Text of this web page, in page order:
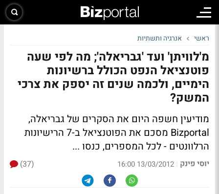
ראשי אנרגיה ותשתיות
מ'לוויתן' ועד 'גבריאלה'; מה לפי שעה
פוטנציאל הנפט הכולל ברשיונות
הימיים, ולכמה שנים זה יספק את צרכי
המשק?
מודיעין חשפה היום את הסקרים של גבריאלה,
Bizportal מסכם את הפוטנציאל ב-7 הרישיונות
הרלוונטים -לכל המספרים, כנסו ...
יוסי פינק |
13/03/2012 16:00
(37)